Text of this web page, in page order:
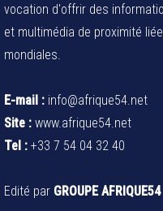
vocation d'offrir des
et multimédia de proximité
mondiales.
E-mail : info@afrique54.net
Site : www.afrique54.net
Tel : +33 7 54 04 32 40
Edité par GROUPE